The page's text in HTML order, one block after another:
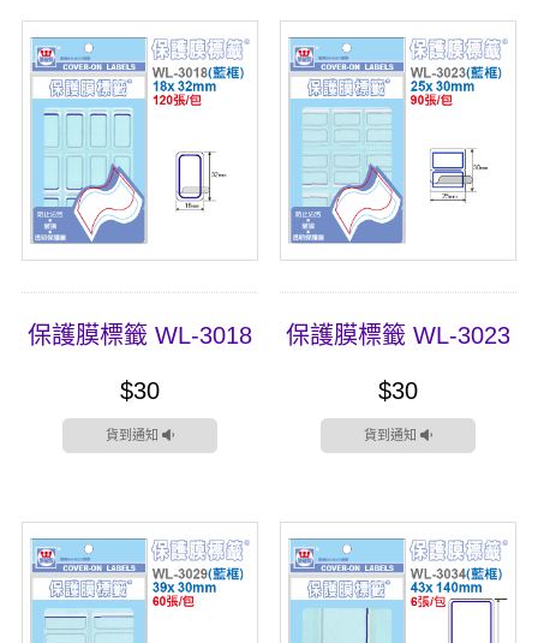
保護膜標籤 WL-3018
$30
貨到通知
保護膜標籤 WL-3023
$30
貨到通知